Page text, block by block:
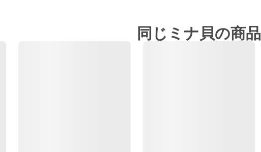
同じミナ貝の商品